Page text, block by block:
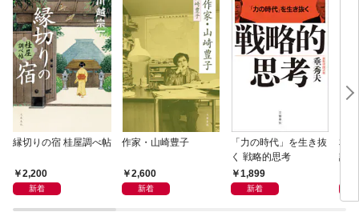
縁切りの宿 桂屋調べ帖
2,200
新着
作家・山崎豊子
2,600
新着
「力の時代」を生き抜
く 戦略的思考
1,899
新着
本
話）